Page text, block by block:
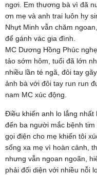
ngơi. Em thương bà vì đã
ơn mẹ và anh trai luôn hy
Nhựt Minh vẫn chăm
để gánh vác gia đình.
MC Dương Hồng Phúc
tảo sớm hôm, tuổi đã lớn
nhiều lần té ngã, đôi tay
ảnh bà với đôi tay run run
nam MC xúc động.
Điều khiến anh lo lắng
đến ba người mắc bệnh tim
gọi điện cho mẹ khiến tôi
sống xa mẹ vì hoàn cảnh,
nhưng vẫn ngoan ngoãn,
phải đối diện với nhiều nỗi